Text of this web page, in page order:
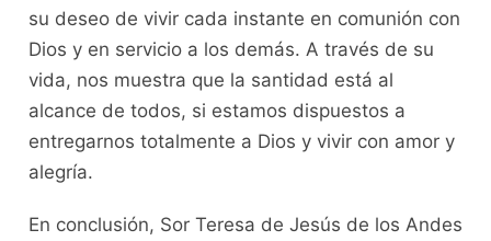
su deseo de vivir cada instante en comunión con
Dios y en servicio a los demás. A través de su
vida, nos muestra que la santidad está al
alcance de todos, si estamos dispuestos a
entregarnos totalmente a Dios y vivir con amor y
alegría.
En conclusión, Sor Teresa de Jesús de los Andes